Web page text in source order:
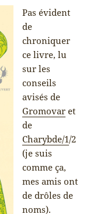
Pas évident
de
chroniquer
ce livre, lu
sur les
conseils
avisés de
Gromovar et
de
Charybde/1/2
(je suis
comme ça,
mes amis ont
de drôles de
noms).